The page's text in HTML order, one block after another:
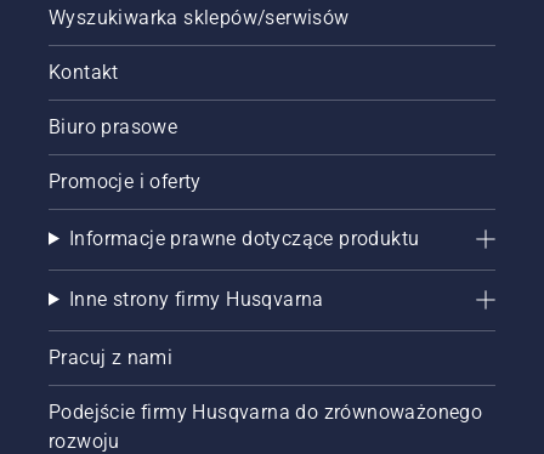
Wyszukiwarka sklepów/serwisów
Kontakt
Biuro prasowe
Promocje i oferty
Informacje prawne dotyczące produktu
Inne strony firmy Husqvarna
Pracuj z nami
Podejście firmy Husqvarna do zrównoważonego
rozwoju